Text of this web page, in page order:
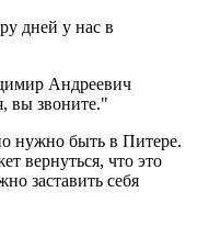
дней у нас в
Андреевич
вы звоните."
нужно быть в Питере.
вернуться, что это
заставить себя